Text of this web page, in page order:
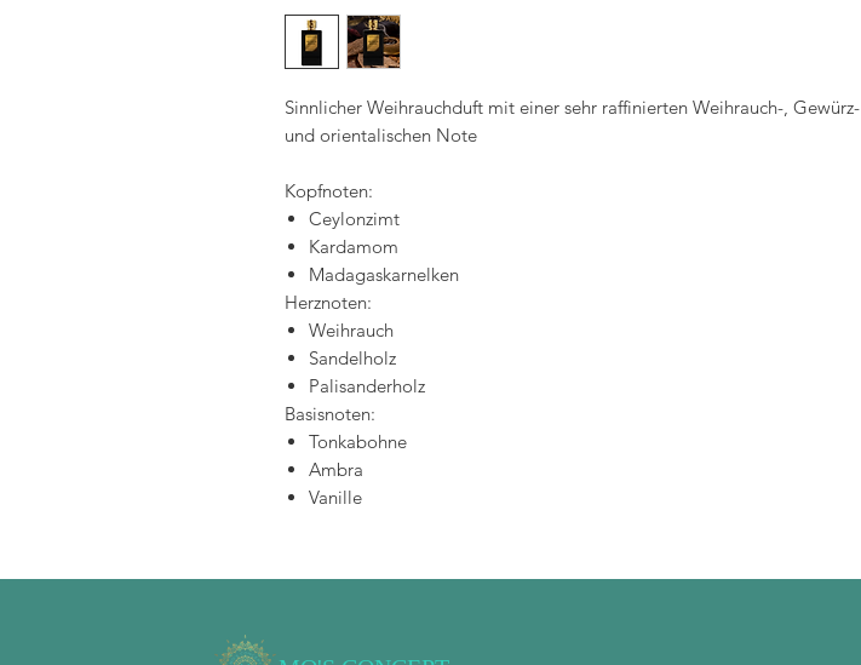
Sinnlicher Weihrauchduft mit einer sehr raffinierten Weihrauch-, Gewürz-
und orientalischen Note
Kopfnoten:
Ceylonzimt
Kardamom
Madagaskarnelken
Herznoten:
Weihrauch
Sandelholz
Palisanderholz
Basisnoten:
Tonkabohne
Ambra
Vanille